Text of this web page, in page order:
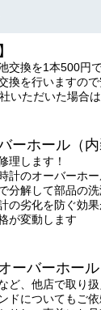
交換を1本500円
換を行いますの
いただいた場合
ーホール（内
理します！
計のオーバーホ
分解して部品の
の劣化を防ぐ効
が変動します
ーバーホー
ど、他店で取り
ドについてもご